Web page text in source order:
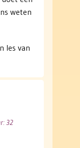
weten
les van
32